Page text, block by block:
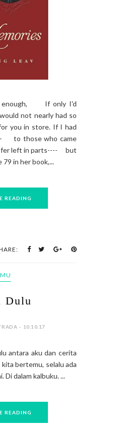
enough, If only I'd
not nearly had so
you in store. If I had
to those who came
left in parts---- but
79 in her book,...
READING
Dulu
- 10.10.17
antara aku dan cerita
bertemu, selalu ada
Di dalam kalbuku. ...
READING